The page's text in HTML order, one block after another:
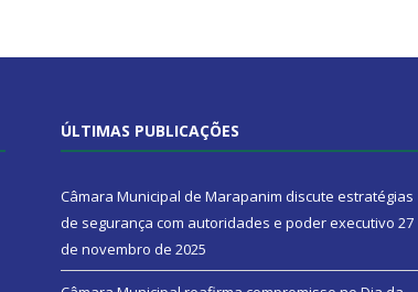
ÚLTIMAS PUBLICAÇÕES
Câmara Municipal de Marapanim discute estratégias
de segurança com autoridades e poder executivo 27
de novembro de 2025